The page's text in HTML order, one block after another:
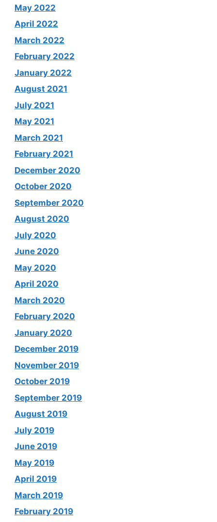
May 2022
April 2022
March 2022
February 2022
January 2022
August 2021
July 2021
May 2021
March 2021
February 2021
December 2020
October 2020
September 2020
August 2020
July 2020
June 2020
May 2020
April 2020
March 2020
February 2020
January 2020
December 2019
November 2019
October 2019
September 2019
August 2019
July 2019
June 2019
May 2019
April 2019
March 2019
February 2019